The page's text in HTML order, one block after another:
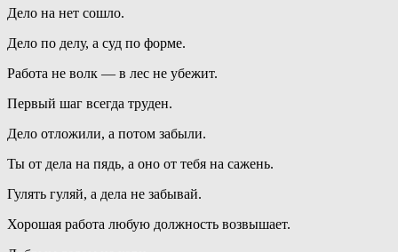
Дело на нет сошло.
Дело по делу, а суд по форме.
Работа не волк — в лес не убежит.
Первый шаг всегда труден.
Дело отложили, а потом забыли.
Ты от дела на пядь, а оно от тебя на сажень.
Гулять гуляй, а дела не забывай.
Хорошая работа любую должность возвышает.